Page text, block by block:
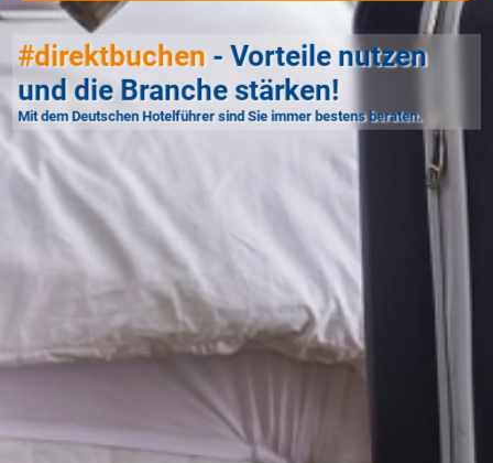
#direktbuchen - Vorteile nutzen
und die Branche stärken!
Mit dem Deutschen Hotelführer sind Sie immer bestens beraten.